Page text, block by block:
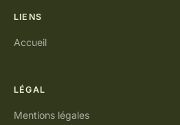
LIENS
Accueil
LÉGAL
Mentions légales